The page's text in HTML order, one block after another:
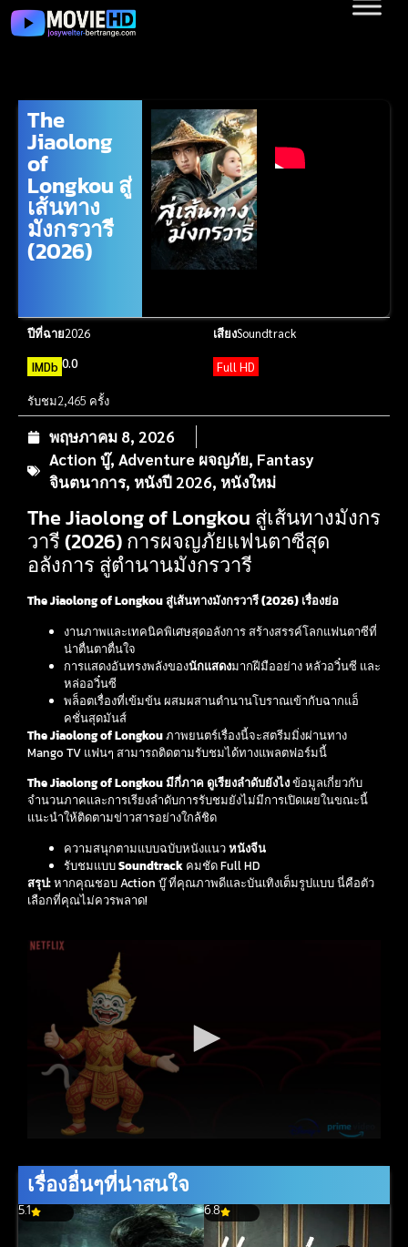
The
Jiaolong
of
Longkou สู่
เส้นทาง
มังกรวารี
(2026)
ปีที่ฉาย2026 เสียงSoundtrack
IMDb 0.0 Full HD
รับชม2,465 ครั้ง
พฤษภาคม 8, 2026
Action บู๊, Adventure ผจญภัย, Fantasy
จินตนาการ, หนังปี 2026, หนังใหม่
The Jiaolong of Longkou สู่เส้นทางมังกร
วารี (2026) การผจญภัยแฟนตาซีสุด
อลังการ สู่ตำนานมังกรวารี
The Jiaolong of Longkou สู่เส้นทางมังกรวารี (2026) เรื่องย่อ
งานภาพและเทคนิคพิเศษสุดอลังการ สร้างสรรค์โลกแฟนตาซีที่
น่าตื่นตาตื่นใจ
การแสดงอันทรงพลังของนักแสดงมากฝีมืออย่าง หลัวอวิ๋นซี และ
หล่ออวิ๋นซี
พล็อตเรื่องที่เข้มข้น ผสมผสานตำนานโบราณเข้ากับฉากแอ็
คชั่นสุดมันส์
The Jiaolong of Longkouภาพยนตร์เรื่องนี้จะสตรีมมิ่งผ่านทาง
Mango TV แฟนๆ สามารถติดตามรับชมได้ทางแพลตฟอร์มนี้
The Jiaolong of Longkou มีกี่ภาค ดูเรียงลำดับยังไงข้อมูลเกี่ยวกับ
จำนวนภาคและการเรียงลำดับการรับชมยังไม่มีการเปิดเผยในขณะนี้
แนะนำให้ติดตามข่าวสารอย่างใกล้ชิด
ความสนุกตามแบบฉบับหนังแนวหนังจีน
รับชมแบบSoundtrack คมชัด Full HD
สรุป:หากคุณชอบ Action บู๊ ที่คุณภาพดีและบันเทิงเต็มรูปแบบ นี่คือตัว
เลือกที่คุณไม่ควรพลาด!
เรื่องอื่นๆที่น่าสนใจ
5.1 6.8